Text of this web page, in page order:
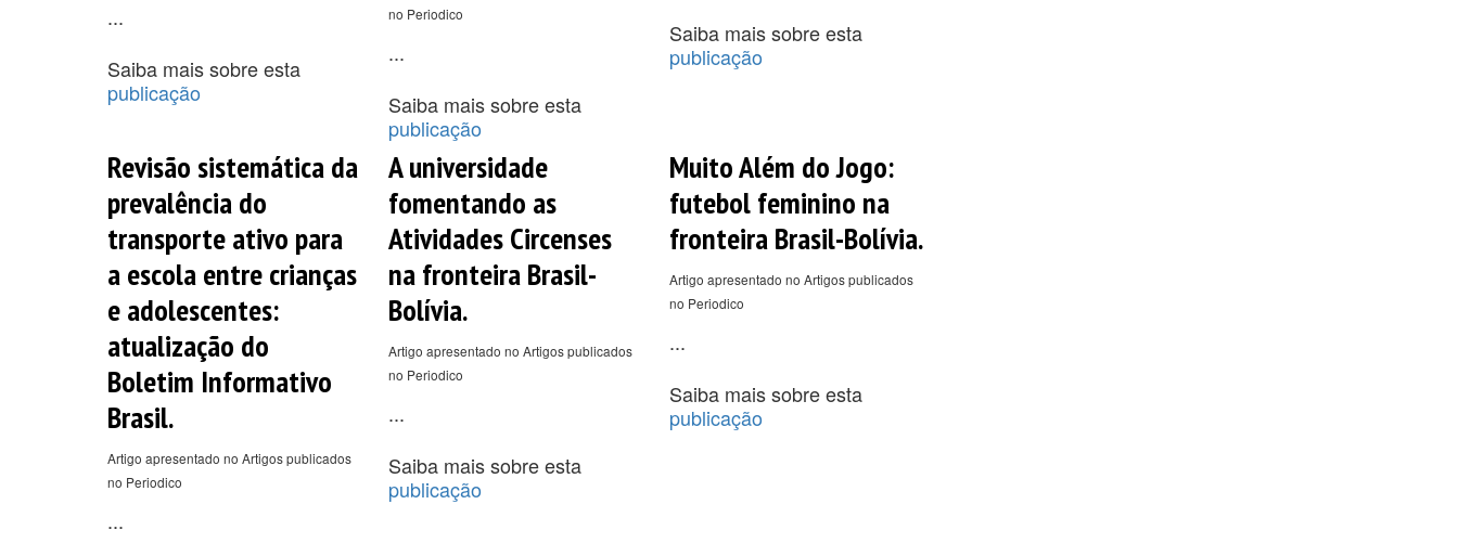
...
Saiba mais sobre esta
publicação
no Periodico
...
Saiba mais sobre esta
publicação
Saiba mais sobre esta
publicação
Revisão sistemática da
prevalência do
transporte ativo para
a escola entre crianças
e adolescentes:
atualização do
Boletim Informativo
Brasil.
Artigo apresentado no Artigos publicados
no Periodico
...
A universidade
fomentando as
Atividades Circenses
na fronteira Brasil-
Bolívia.
Artigo apresentado no Artigos publicados
no Periodico
...
Saiba mais sobre esta
publicação
Muito Além do Jogo:
futebol feminino na
fronteira Brasil-Bolívia.
Artigo apresentado no Artigos publicados
no Periodico
...
Saiba mais sobre esta
publicação